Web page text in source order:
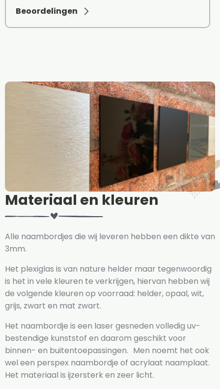
Beoordelingen
Materiaal en kleuren
Alle naambordjes die wij leveren hebben een dikte van
3mm.
Het plexiglas is van nature helder maar tegenwoordig
is het in vele kleuren te verkrijgen, hiervan hebben wij
de volgende kleuren op voorraad: helder, opaal, wit,
grijs, zwart en mat zwart.
Het naambordje is een laser gesneden volledig uv-
bestendige kunststof en daarom geschikt voor
binnen- en buitentoepassingen. Men noemt het ook
wel een perspex naambordje of acrylaat naamplaat.
Het materiaal is ijzersterk en zeer licht.